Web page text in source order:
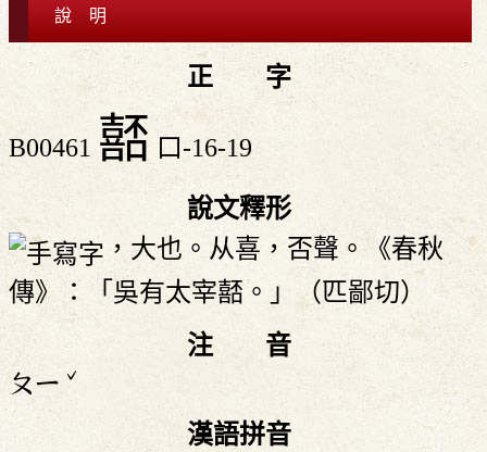
說 明
正 字
B00461 嚭 口-16-19
說文釋形
，大也。从喜，否聲。《春秋
傳》：「吳有太宰嚭。」（匹鄙切）
注 音
ㄆㄧ ˇ
漢語拼音